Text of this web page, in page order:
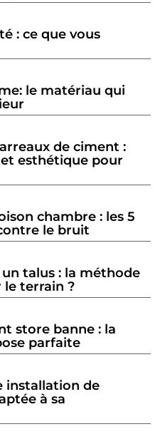
: ce que vous
le matériau qui
de ciment :
esthétique pour
chambre : les 5
le bruit
talus : la méthode
le terrain ?
store banne : la
parfaite
installation de
à sa